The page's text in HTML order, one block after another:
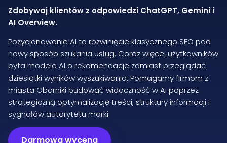
Zdobywaj klientów z odpowiedzi ChatGPT, Gemini i
AI Overview.
Pozycjonowanie AI to rozwinięcie klasycznego SEO pod
nowy sposób szukania usług. Coraz więcej użytkowników
pyta modele AI o rekomendacje zamiast przeglądać
dziesiątki wyników wyszukiwania. Pomagamy firmom z
miasta Oborniki budować widoczność w AI poprzez
strategiczną optymalizację treści, struktury informacji i
sygnałów autorytetu marki.
Darmowa wycena